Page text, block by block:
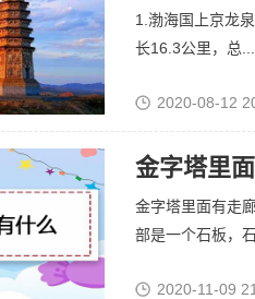
1.渤海国上京龙
长16.3公里，总...
2020-08-12
金字塔里
金字塔里面有走
部是一个石板，石
2020-11-09